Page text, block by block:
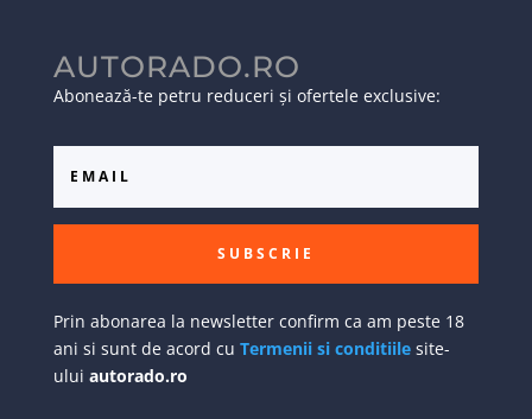
AUTORADO.RO
Abonează-te petru reduceri și ofertele exclusive:
SUBSCRIE
Prin abonarea la newsletter confirm ca am peste 18
ani si sunt de acord cu Termenii si conditiilesite-
ului autorado.ro